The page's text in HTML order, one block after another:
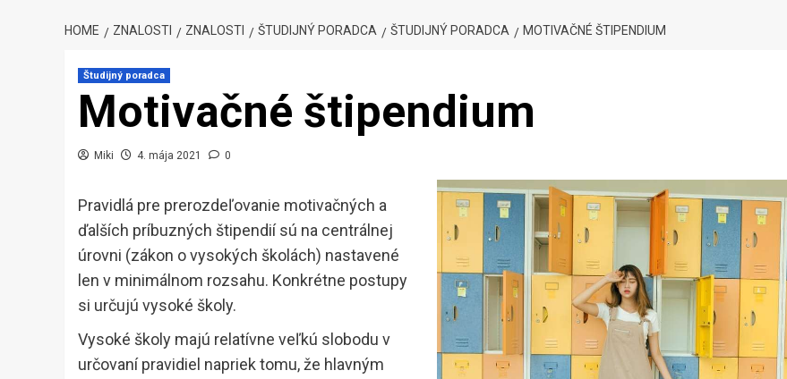
HOME ZNALOSTI ZNALOSTI ŠTUDIJNÝ PORADCA ŠTUDIJNÝ PORADCA MOTIVAČNÉ ŠTIPENDIUM
Študijný poradca
Motivačné štipendium
Miki 4. mája 2021 0
Pravidlá pre prerozdeľovanie motivačných a
ďalších príbuzných štipendií sú na centrálnej
úrovni (zákon o vysokých školách) nastavené
len v minimálnom rozsahu. Konkrétne postupy
si určujú vysoké školy.
Vysoké školy majú relatívne veľkú slobodu v
určovaní pravidiel napriek tomu, že hlavným